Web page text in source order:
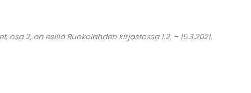
2, on esillä Ruokolahden kirjastossa 1.2. – 15.3.2021.